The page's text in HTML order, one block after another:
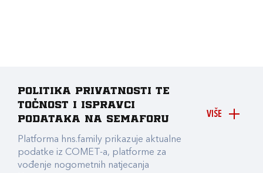
VIŠE
Politika privatnosti te
točnost i ispravci
podataka na Semaforu
Platforma hns.family prikazuje aktualne
podatke iz COMET-a, platforme za
vođenje nogometnih natjecanja